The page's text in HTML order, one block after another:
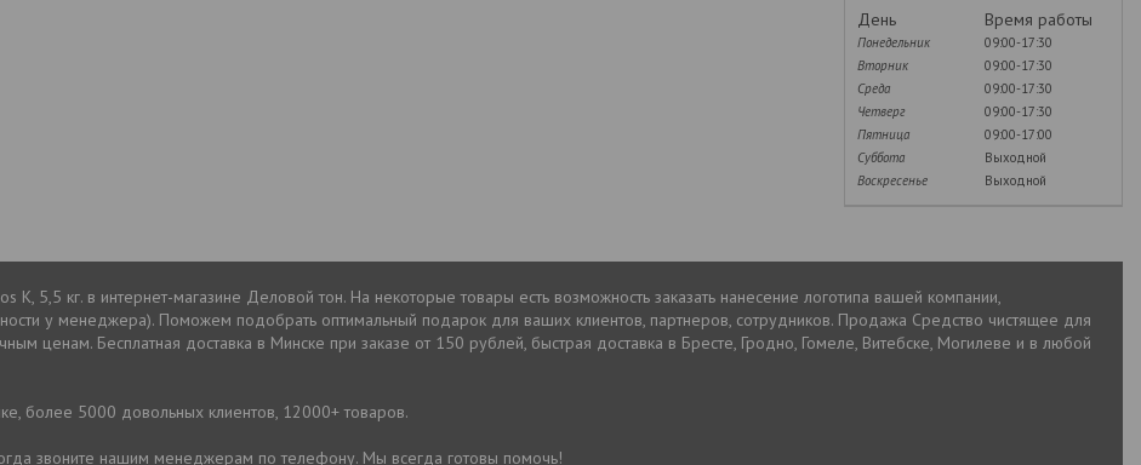
День
Время работы
Понедельник
09:00-17:30
Вторник
09:00-17:30
Среда
09:00-17:30
Четверг
09:00-17:30
Пятница
09:00-17:00
Суббота
Выходной
Воскресенье
Выходной
K, 5,5 кг. в интернет-магазине Деловой тон. На некоторые товары есть возможность заказать нанесение логотипа вашей компании,
у менеджера). Поможем подобрать оптимальный подарок для ваших клиентов, партнеров, сотрудников. Продажа Средство чистящее для
ценам. Бесплатная доставка в Минске при заказе от 150 рублей, быстрая доставка в Бресте, Гродно, Гомеле, Витебске, Могилеве и в любой
более 5000 довольных клиентов, 12000+ товаров.
звоните нашим менеджерам по телефону. Мы всегда готовы помочь!